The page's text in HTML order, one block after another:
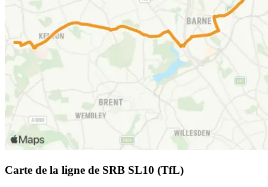
Carte de la ligne de SRB SL10 (TfL)